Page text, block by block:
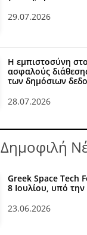
29.07.2026
Η εμπιστοσύνη
ασφαλούς
των δημόσιων
28.07.2026
Δημοφιλή
Greek Space Tech
8 Ιουλίου, υπό
23.06.2026